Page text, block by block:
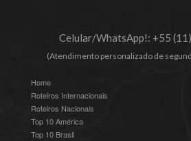
Celular/WhatsApp!: +55 (11)
(Atendimento personalizado de
Home
Roteiros Internacionais
Roteiros Nacionais
Top 10 América
Top 10 Brasil